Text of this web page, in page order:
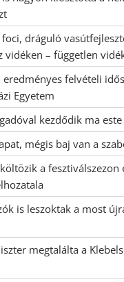
dráguló
vidéken – független
eredményes felvételi
Egyetem
kezdődik ma este
mégis baj van a
a fesztiválszezon
is leszoktak a most
megtalálta a